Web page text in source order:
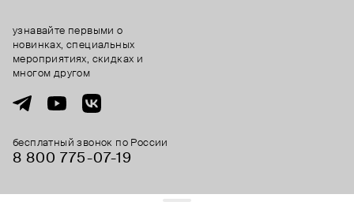
бесплатный звонок по России
8 800 775⁠-07⁠-19
узнавайте первыми о
новинках, специальных
мероприятиях, скидках и
многом другом